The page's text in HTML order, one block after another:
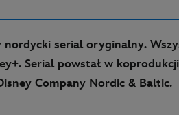
serial oryginalny.
Serial powstał w
Company Nordic & Baltic.